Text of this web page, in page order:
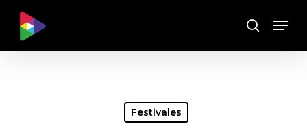
main
Buscar
Menu
Festivales